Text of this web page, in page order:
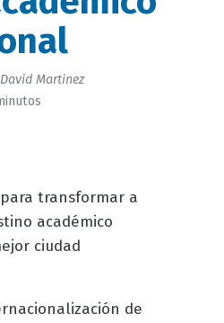
Martinez
transformar a
académico
ciudad
de